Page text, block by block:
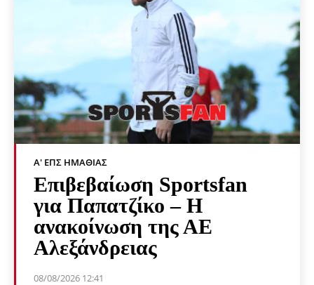
Α' ΕΠΣ ΗΜΑΘΊΑΣ
Επιβεβαίωση Sportsfan
για Παπατζίκο – Η
ανακοίνωση της ΑΕ
Αλεξάνδρειας
08/08/2026 12:41